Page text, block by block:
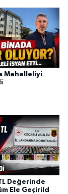
Mahalleliyi
Değerinde
Ele Geçirild